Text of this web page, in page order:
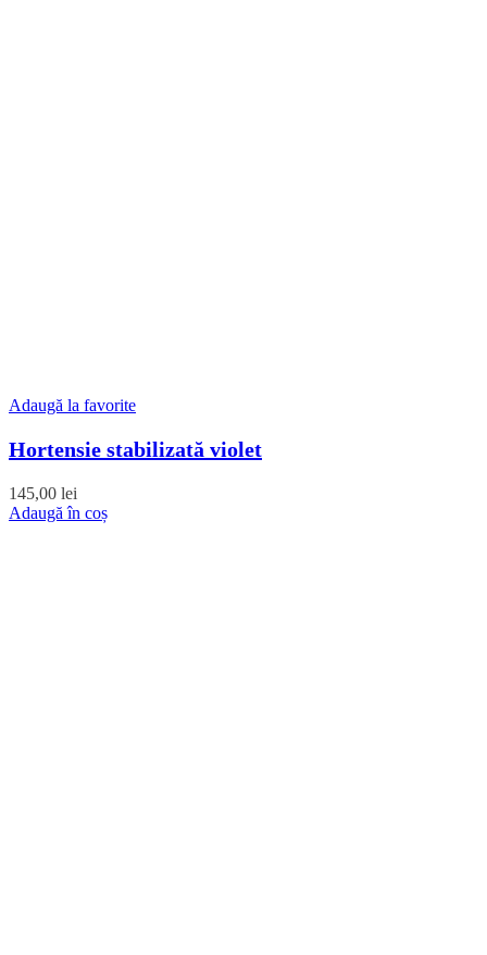
Adaugă la favorite
Hortensie stabilizată violet
145,00 lei
Adaugă în coș